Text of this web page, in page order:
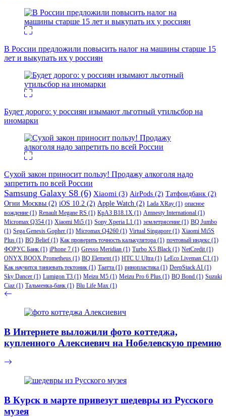
В России предложили повысить налог на машины старше 15
лет и выкупать их у россиян
Будет дорого: у россиян изымают льготный утильсбор на
иномарки
Сухой закон приносит пользу! Продажу алкоголя надо
запретить по всей России
Samsung Galaxy S8 (6) Xiaomi (3) AirPods (2) Татфондбанк (2)
Огни Москвы (2) iOS 10.2 (2) Apple Watch (2) Lada XRay (1) опасное
вождение (1) Renault Megane RS (1) КрАЗ В18.1Х (1) Amnesty International (1)
Micromax Q354 (1) Xiaomi Mi5 (1) Sony Xperia L1 (1) землетрясение (1) BQ Jumbo
(1) Sega Genesis Gopher (1) Micromax Q4260 (1) Virtual Singapore (1) Xiaomi Mi5S
Plus (1) BQ Belief (1) Как проверить точность калькулятора (1) почтовый индекс (1)
ФОРУС Банк (1) iPhone 7 (1) Gresso Meridian (1) Turbo X5 Black (1) NetCredit(1)
ONYX BOOX Prometheus (1) BQ Element(1) HTC U Ultra (1) LeEco Liveman C1 (1)
Как научится танцевать тектоник (1) Таатта (1) ринопластика (1) DeepStack AI (1)
Sky Dancer (1) Lumigon T3 (1) Meizu M5 (1) Meizu Pro 6 Plus (1) BQ Bond (1) Suzuki
Ciaz (1) Тальменка-банк (1) Blu Life Max (1)
В Интернете выложили фото коттеджа,
купленного Алексиевич на Нобелевскую премию
В Курск в марте привезут шедевры из Русского
музея